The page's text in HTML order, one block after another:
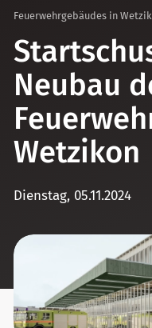
Feuerwehrgebäudes in
Neubau
Wetzikon
Dienstag, 05.11.2024